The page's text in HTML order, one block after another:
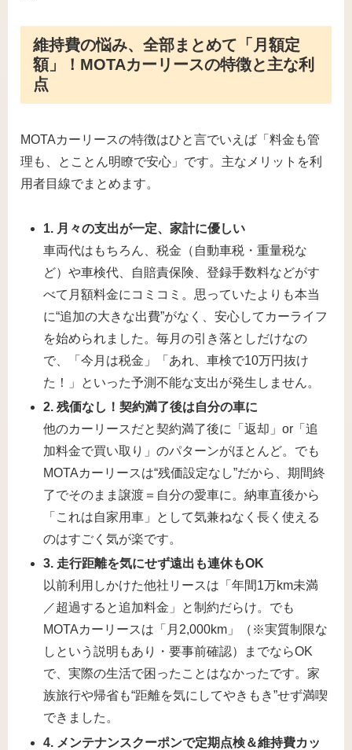
維持費の悩み、全部まとめて「月額定
額」！MOTAカーリースの特徴と主な利
点
MOTAカーリースの特徴はひと言でいえば「料金も管
理も、とことん明瞭で安心」です。主なメリットを利
用者目線でまとめます。
1. 月々の支出が一定、家計に優しい
車両代はもちろん、税金（自動車税・重量税な
ど）や車検代、自賠責保険、登録手数料などがす
べて月額料金にコミコミ。思っていたよりも本当
に“追加の大きな出費”がなく、安心してカーライフ
を始められました。毎月の引き落としだけなの
で、「今月は税金」「あれ、車検で10万円抜け
た！」といった予測不能な支出が発生しません。
2. 残価なし！契約満了後は自分の車に
他のカーリースだと契約満了後に「返却」or「追
加料金で買い取り」のパターンがほとんど。でも
MOTAカーリースは“残価設定なし”だから、期間終
了でそのまま譲渡＝自分の愛車に。納車直後から
「これは自家用車」として気兼ねなく長く使える
のはすごく気が楽です。
3. 走行距離を気にせず遠出も連休もOK
以前利用しかけた他社リースは「年間1万km未満
／超過すると追加料金」と制約だらけ。でも
MOTAカーリースは「月2,000km」（※実質制限な
しという説明もあり・要事前確認）までならOK
で、実際の生活で困ったことはなかったです。家
族旅行や帰省も“距離を気にしてやきもき”せず満喫
できました。
4. メンテナンスクーポンで定期点検＆維持費カッ